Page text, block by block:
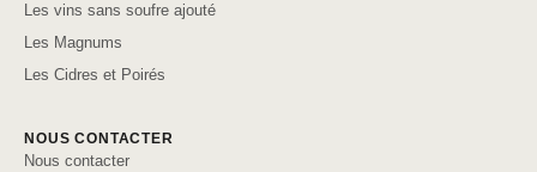
Les vins sans soufre ajouté
Les Magnums
Les Cidres et Poirés
NOUS CONTACTER
Nous contacter